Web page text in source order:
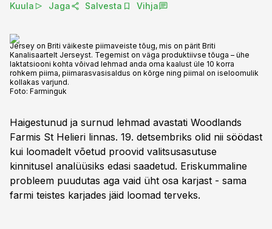
Kuula Jaga Salvesta Vihja
Jersey on Briti väikeste piimaveiste tõug, mis on pärit Briti
Kanalisaartelt Jerseyst. Tegemist on väga produktiivse tõuga – ühe
laktatsiooni kohta võivad lehmad anda oma kaalust üle 10 korra
rohkem piima, piimarasvasisaldus on kõrge ning piimal on iseloomulik
kollakas varjund.
Foto: Farminguk
Haigestunud ja surnud lehmad avastati Woodlands
Farmis St Helieri linnas. 19. detsembriks olid nii söödast
kui loomadelt võetud proovid valitsusasutuse
kinnitusel analüüsiks edasi saadetud. Eriskummaline
probleem puudutas aga vaid üht osa karjast - sama
farmi teistes karjades jäid loomad terveks.